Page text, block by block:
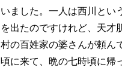
いました。一人は西川とい
を出たのですけれど、天才
村の百姓家の婆さんが頼ん
頃に来て、晩の七時頃に帰